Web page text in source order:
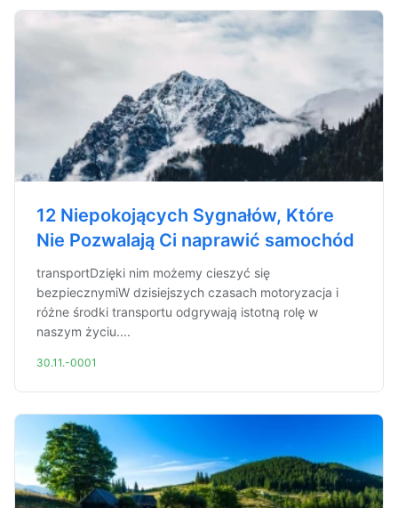
12 Niepokojących Sygnałów, Które
Nie Pozwalają Ci naprawić samochód
transportDzięki nim możemy cieszyć się
bezpiecznymiW dzisiejszych czasach motoryzacja i
różne środki transportu odgrywają istotną rolę w
naszym życiu....
30.11.-0001